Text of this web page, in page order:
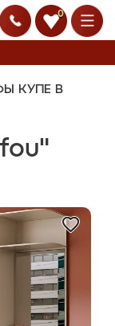
0
КУПЕ В